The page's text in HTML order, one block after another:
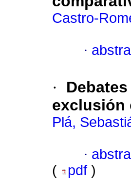
Castro-
·
·
exclusión
Plá,
·
(
pdf )